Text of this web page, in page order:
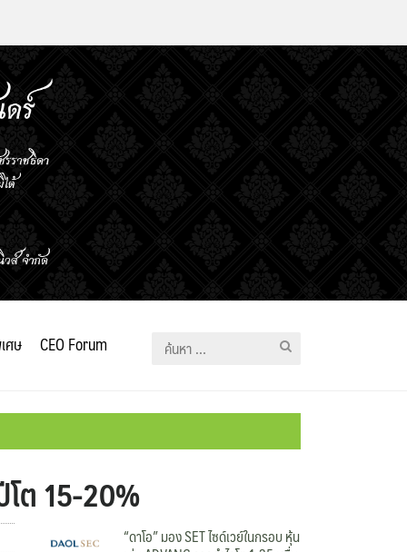
ศษ CEO Forum
ค้นหา
ต 15-20%
“ดาโอ” มอง SET ไซด์เวย์ในกรอบ หุ้น